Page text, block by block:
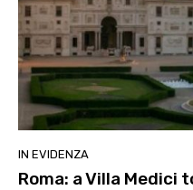
IN EVIDENZA
Roma: a Villa Medici